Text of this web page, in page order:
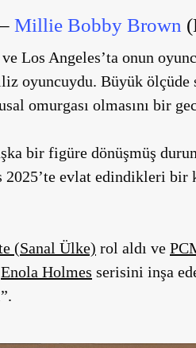
Millie Bobby Brown
Los Angeles’ta onun
oyuncuydu. Büyük ölçüde
omurgası olmasını bir
bir figüre dönüşmüş
2025’te evlat edindikleri bir
(Sanal Ülke) rol aldı ve
Enola Holmes serisini inşa